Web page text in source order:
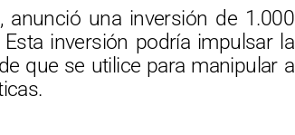
, anunció una inversión de 1.000
inversión podría impulsar la
que se utilice para manipular a